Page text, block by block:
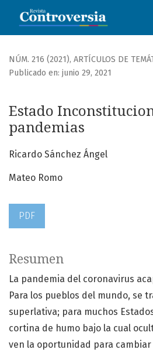
Estado Inconstitucional y
NÚM. 216 (2021), ARTÍCULOS DE
Estado
pandemias
Publicado en: junio 29, 2021
Ricardo Sánchez Ángel
Mateo Romo
PDF
Resumen
La pandemia del coronavirus
Para los pueblos del mundo, se
superlativa; para muchos
cortina de humo bajo la cual
ven la oportunidad para